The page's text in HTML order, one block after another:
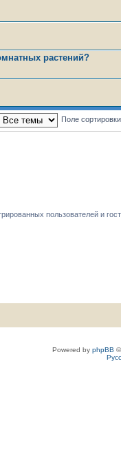
растений?
Поле
пользователей и
Powered by phpBB